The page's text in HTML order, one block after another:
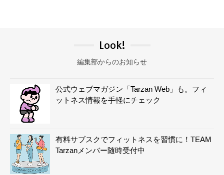
Look!
編集部からのお知らせ
公式ウェブマガジン「Tarzan Web」も。フィ
ットネス情報を手軽にチェック
有料サブスクでフィットネスを習慣に！TEAM
Tarzanメンバー随時受付中